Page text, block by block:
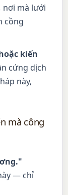
nơi mà lưới
cồng
kiến
cứng dịch
này,
mà công
— chỉ